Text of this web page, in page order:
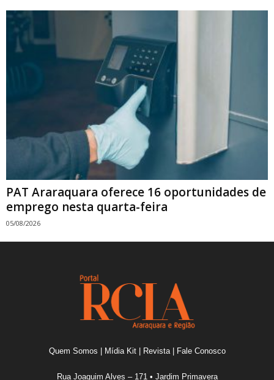
PAT Araraquara oferece 16 oportunidades de
emprego nesta quarta-feira
05/08/2026
Quem Somos Mídia Kit| Revista| Fale Conosco
Rua Joaquim Alves – 171 • Jardim Primavera